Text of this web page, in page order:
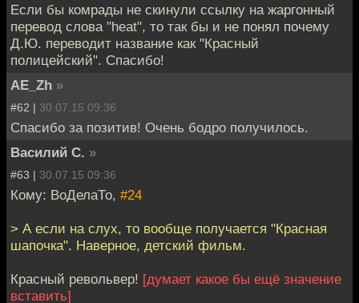
Если бы комрады не скинули ссылку на жаргонный
перевод слова "heat", то так бы и не понял почему
Д.Ю. переводит название как "Красный
полицейский". Спасибо!
AE_Zh »
#62 | 30.07.15 09:36
Спасибо за позитив! Очень бодро получилось.
Василий С. »
#63 | 30.07.15 09:36
Кому: ВоДелаТо, #24
> А если на слух, то вообще получается "Красная
шапочка". Наверное, детский фильм.
Красный револьвер! [думает какое бы ещё значение
вставить]